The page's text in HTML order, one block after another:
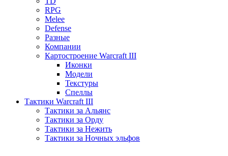
RPG
Melee
Defense
Разные
Компании
Картостроение Warcraft III
Иконки
Модели
Текстуры
Спеллы
Тактики Warcraft III
Тактики за Альянс
Тактики за Орду
Тактики за Нежить
Тактики за Ночных эльфов